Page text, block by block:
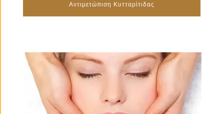
Αντιμετώπιση Κυτταρίτιδας